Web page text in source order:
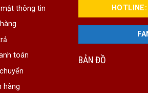
thông tin
toán
hàng
BẢN ĐỒ